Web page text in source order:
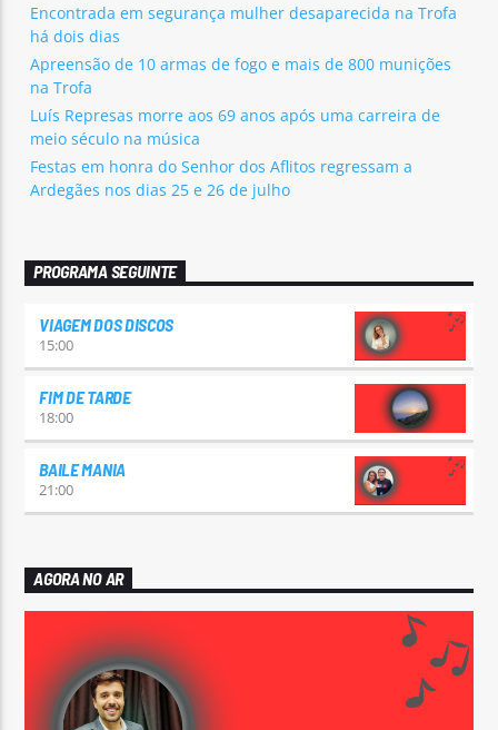
Encontrada em segurança mulher desaparecida na Trofa
há dois dias
Apreensão de 10 armas de fogo e mais de 800 munições
na Trofa
Luís Represas morre aos 69 anos após uma carreira de
meio século na música
Festas em honra do Senhor dos Aflitos regressam a
Ardegães nos dias 25 e 26 de julho
PROGRAMA SEGUINTE
VIAGEM DOS DISCOS
15:00
FIM DE TARDE
18:00
BAILE MANIA
21:00
AGORA NO AR